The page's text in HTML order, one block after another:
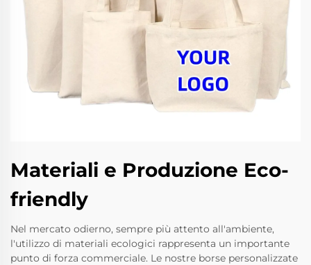
Materiali e Produzione Eco-
friendly
Nel mercato odierno, sempre più attento all'ambiente,
l'utilizzo di materiali ecologici rappresenta un importante
punto di forza commerciale. Le nostre borse personalizzate